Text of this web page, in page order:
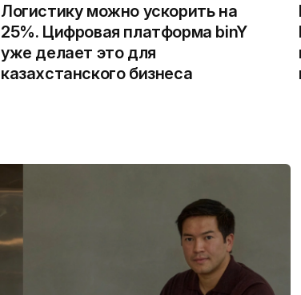
Логистику можно ускорить на
25%. Цифровая платформа binY
уже делает это для
казахстанского бизнеса